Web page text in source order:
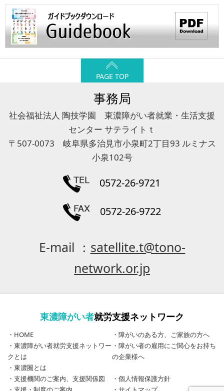
PAGE TOP
事務局
社会福祉法人 陶技学園 東濃障がい者就業・生活支援
センター サテライトｔ
〒507-0073 岐阜県多治見市小泉町2丁目93 ルミナス
小泉102号
0572-26-9721
0572-26-9722
E-mail ： satellite.t@tono-
network.or.jp
東濃障がい者就労支援ネットワーク
・ HOME
・ 東濃障がい者就労支援ネットワー
クとは
・ 東濃圏とは
・ 支援機関のご案内、支援関係図
・ 障がいのある方、ご家族の方へ
・ 障がい者の雇用にご関心をお持ち
の企業様へ
・ 個人情報保護方針